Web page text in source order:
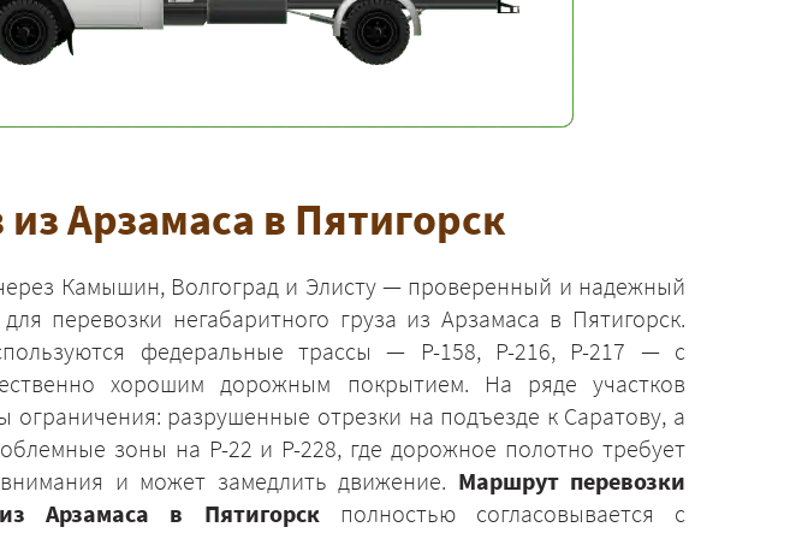
Арзамаса в Пятигорск
Камышин, Волгоград и Элисту — проверенный и надежный
перевозки негабаритного груза из Арзамаса в Пятигорск.
федеральные трассы — Р-158, Р-216, Р-217 — с
хорошим дорожным покрытием. На ряде участков
ограничения: разрушенные отрезки на подъезде к Саратову, а
зоны на Р-22 и Р-228, где дорожное полотно требует
и может замедлить движение. Маршрут перевозки
Арзамаса в Пятигорскполностью согласовывается с